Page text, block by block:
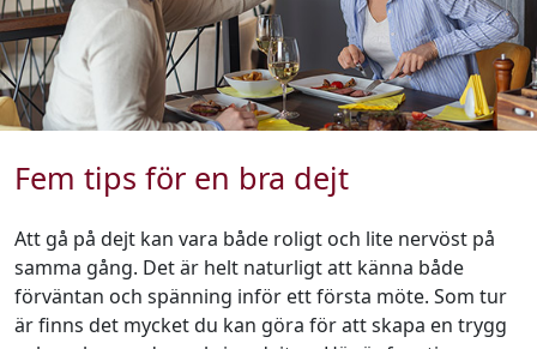
Fem tips för en bra dejt
Att gå på dejt kan vara både roligt och lite nervöst på
samma gång. Det är helt naturligt att känna både
förväntan och spänning inför ett första möte. Som tur
är finns det mycket du kan göra för att skapa en trygg